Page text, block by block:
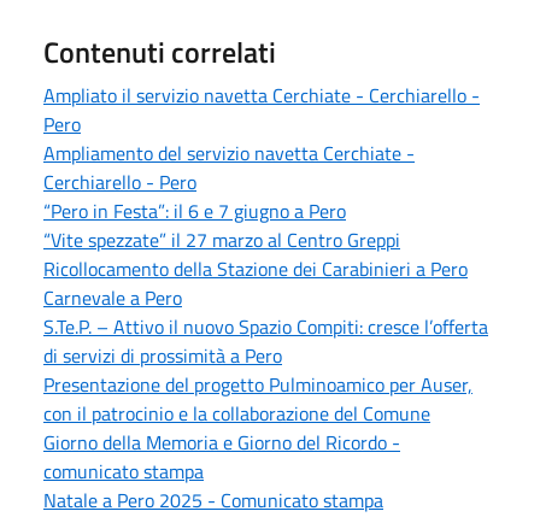
Contenuti correlati
Ampliato il servizio navetta Cerchiate - Cerchiarello -
Pero
Ampliamento del servizio navetta Cerchiate -
Cerchiarello - Pero
“Pero in Festa”: il 6 e 7 giugno a Pero
“Vite spezzate” il 27 marzo al Centro Greppi
Ricollocamento della Stazione dei Carabinieri a Pero
Carnevale a Pero
S.Te.P. – Attivo il nuovo Spazio Compiti: cresce l’offerta
di servizi di prossimità a Pero
Presentazione del progetto Pulminoamico per Auser,
con il patrocinio e la collaborazione del Comune
Giorno della Memoria e Giorno del Ricordo -
comunicato stampa
Natale a Pero 2025 - Comunicato stampa